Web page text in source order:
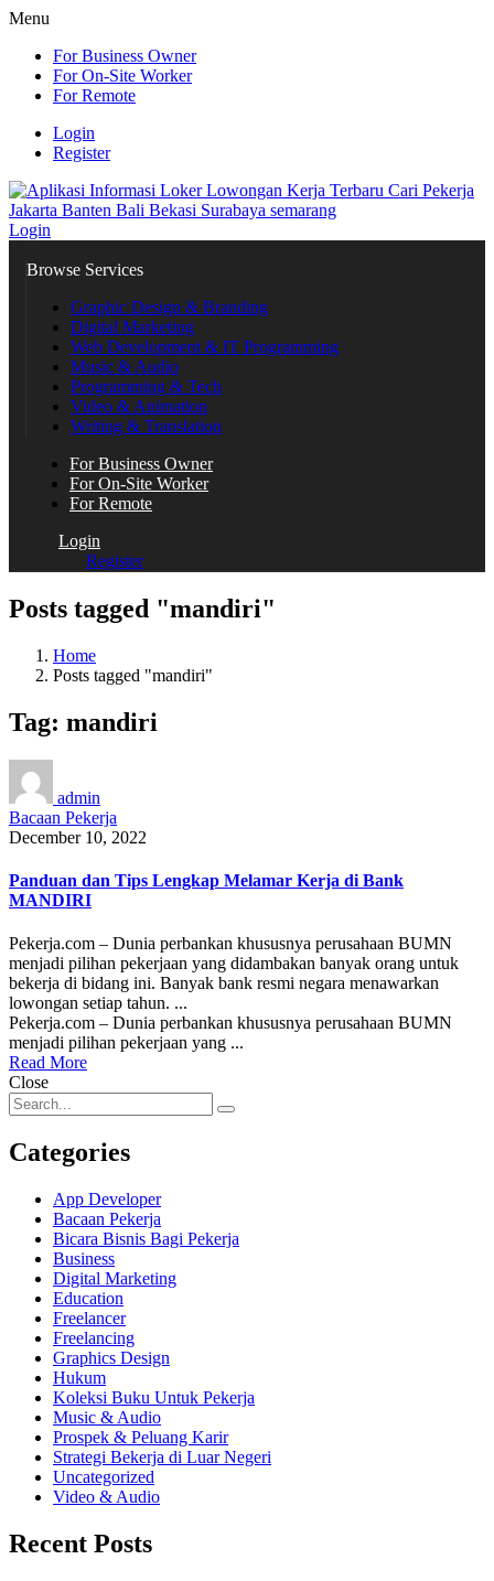
Menu
For Business Owner
For On-Site Worker
For Remote
Login
Register
Login
Browse Services
Graphic Design & Branding
Digital Marketing
Web Development & IT Programming
Music & Audio
Programming & Tech
Video & Animation
Writing & Translation
For Business Owner
For On-Site Worker
For Remote
Login
Register
Posts tagged "mandiri"
Home
Posts tagged "mandiri"
Tag: mandiri
admin
Bacaan Pekerja
December 10, 2022
Panduan dan Tips Lengkap Melamar Kerja di Bank
MANDIRI
Pekerja.com – Dunia perbankan khususnya perusahaan BUMN
menjadi pilihan pekerjaan yang didambakan banyak orang untuk
bekerja di bidang ini. Banyak bank resmi negara menawarkan
lowongan setiap tahun. ...
Pekerja.com – Dunia perbankan khususnya perusahaan BUMN
menjadi pilihan pekerjaan yang ...
Read More
Close
Categories
App Developer
Bacaan Pekerja
Bicara Bisnis Bagi Pekerja
Business
Digital Marketing
Education
Freelancer
Freelancing
Graphics Design
Hukum
Koleksi Buku Untuk Pekerja
Music & Audio
Prospek & Peluang Karir
Strategi Bekerja di Luar Negeri
Uncategorized
Video & Audio
Recent Posts